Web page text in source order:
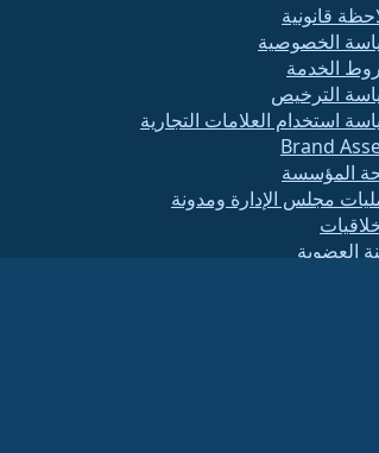
قانونية
الخصوصية
الخدمة
الترخيص
استخدام العلامات التجارية
Brand
المؤسسة
مجلس الإدارة ومدونة
العضوية